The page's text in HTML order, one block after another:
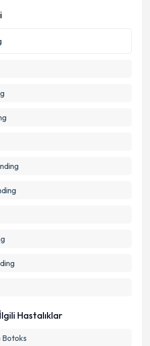
ve kişisel verilerimin belirtilen
işlenmesini kabul ediyorum.
Takvim Talebini Gönder
Hastalıklar
Botoks